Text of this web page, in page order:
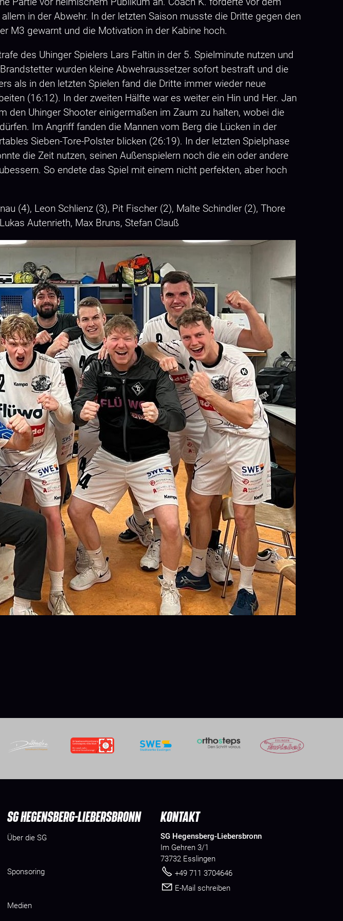
in der Abwehr. In der letzten Saison musste die Dritte gegen den
M3 gewarnt und die Motivation in der Kabine hoch.
des Uhinger Spielers Lars Faltin in der 5. Spielminute nutzen und
wurden kleine Abwehraussetzer sofort bestraft und die
als in den letzten Spielen fand die Dritte immer wieder neue
(16:12). In der zweiten Hälfte war es weiter ein Hin und Her. Jan
den Uhinger Shooter einigermaßen im Zaum zu halten, wobei die
Im Angriff fanden die Mannen vom Berg die Lücken in der
Sieben-Tore-Polster blicken (26:19). In der letzten Spielphase
die Zeit nutzen, seinen Außenspielern noch die ein oder andere
So endete das Spiel mit einem nicht perfekten, aber hoch
(4), Leon Schlienz (3), Pit Fischer (2), Malte Schindler (2), Thore
Autenrieth, Max Bruns, Stefan Clauß
SG HEGENSBERG-LIEBERSBRONN
Über die SG
Sponsoring
Medien
KONTAKT
SG Hegensberg-Liebersbronn
Im Gehren 3/1
73732 Esslingen
+49 711 3704646
E-Mail schreiben